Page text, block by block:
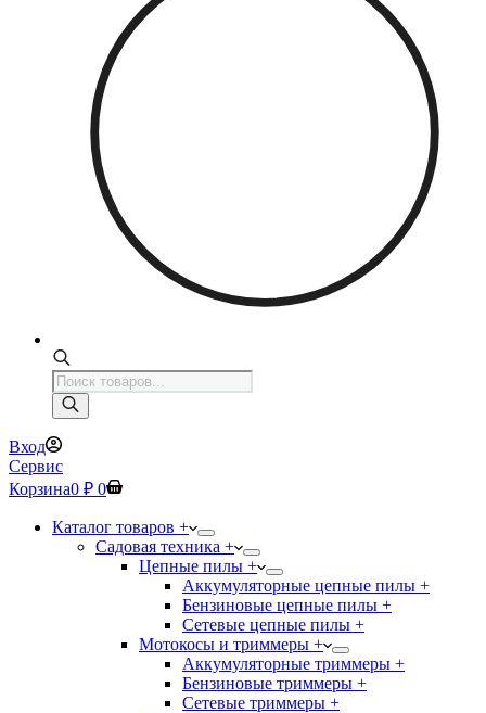
Поиск
товаров
Вход
Сервис
Корзина0 ₽ 0
Каталог товаров +
Садовая техника +
Цепные пилы +
Аккумуляторные цепные пилы +
Бензиновые цепные пилы +
Сетевые цепные пилы +
Мотокосы и триммеры +
Аккумуляторные триммеры +
Бензиновые триммеры +
Сетевые триммеры +